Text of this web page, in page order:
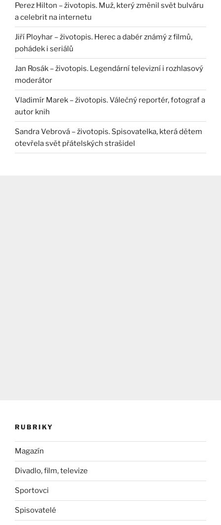
Perez Hilton – životopis. Muž, který změnil svět bulváru
a celebrit na internetu
Jiří Ployhar – životopis. Herec a dabér známý z filmů,
pohádek i seriálů
Jan Rosák – životopis. Legendární televizní i rozhlasový
moderátor
Vladimír Marek – životopis. Válečný reportér, fotograf a
autor knih
Sandra Vebrová – životopis. Spisovatelka, která dětem
otevřela svět přátelských strašidel
RUBRIKY
Magazín
Divadlo, film, televize
Sportovci
Spisovatelé